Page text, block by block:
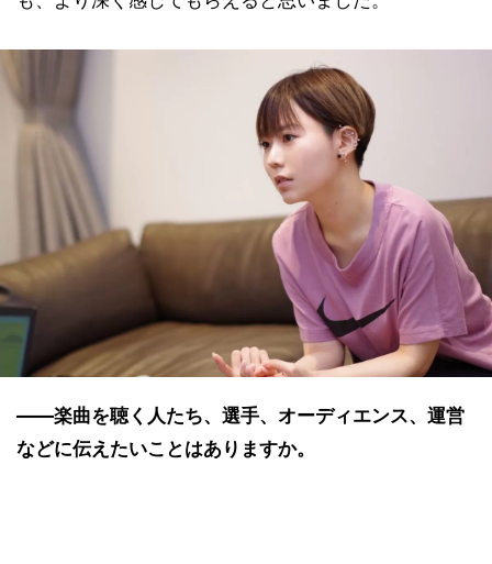
――楽曲を聴く人たち、選手、オーディエンス、運営
などに伝えたいことはありますか。